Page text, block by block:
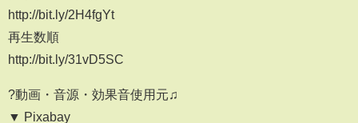
http://bit.ly/2H4fgYt
再生数順
http://bit.ly/31vD5SC
?動画・音源・効果音使用元♫
▼ Pixabay